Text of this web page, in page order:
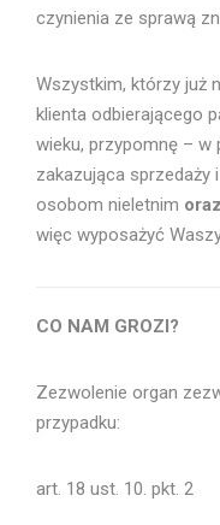
czynienia ze sprawą
Wszystkim, którzy już
klienta odbierającego
wieku, przypomnę – w
zakazująca sprzedaży
osobom nieletnim
więc wyposażyć
CO NAM GROZI?
Zezwolenie organ
przypadku:
art. 18 ust. 10. pkt. 2